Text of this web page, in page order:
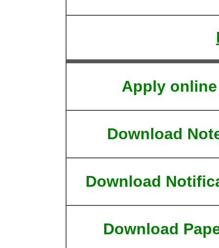
Apply online
Download
Download
Download